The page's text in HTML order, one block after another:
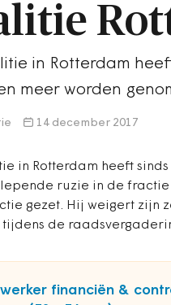
in Rotterdam
meer worden
14 december 2017
in Rotterdam heeft
ruzie in de
gezet. Hij weigert zijn
tijdens de
financiën &